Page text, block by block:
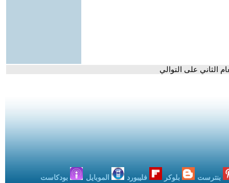
الثاني على التوالي
بنترست بلوكر فليبورد الموبايل بودكاست